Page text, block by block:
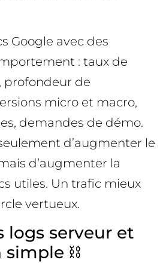
Google avec des
: taux de
profondeur de
micro et macro,
demandes de démo.
d’augmenter le
d’augmenter la
utiles. Un trafic mieux
vertueux.
logs serveur et
simple ⛓️